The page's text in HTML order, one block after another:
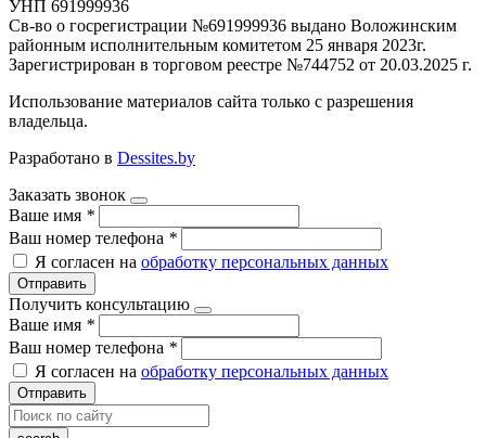
УНП 691999936
Св-во о госрегистрации №691999936 выдано Воложинским
районным исполнительным комитетом 25 января 2023г.
Зарегистрирован в торговом реестре №744752 от 20.03.2025 г.
Использование материалов сайта только с разрешения
владельца.
Разработано в Dessites.by
Заказать звонок
Ваше имя *
Ваш номер телефона *
Я согласен на обработку персональных данных
Отправить
Получить консультацию
Ваше имя *
Ваш номер телефона *
Я согласен на обработку персональных данных
Отправить